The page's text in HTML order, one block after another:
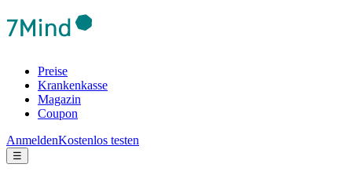
Preise
Krankenkasse
Magazin
Coupon
AnmeldenKostenlos testen
☰